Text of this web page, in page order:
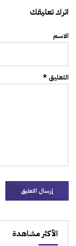
اترك تعليقك
الاسم
التعليق *
الأكثر مشاهدة